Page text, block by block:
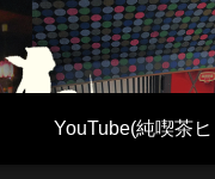
YouTube(純喫茶